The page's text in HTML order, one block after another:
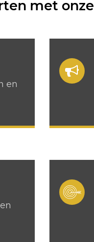
met onze
en